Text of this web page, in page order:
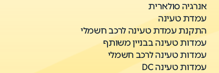
אנרגיה סולארית
עמדת טעינה
התקנת עמדת טעינה לרכב חשמלי
עמדות טעינה בבניין משותף
עמדות טעינה לרכב חשמלי
עמדות טעינה DC